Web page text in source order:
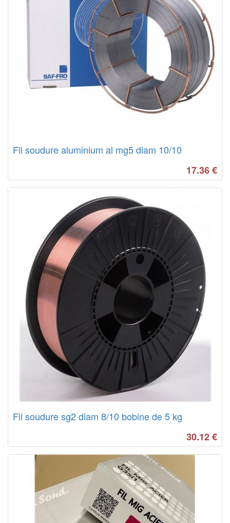
Fil soudure aluminium al mg5 diam 10/10
17.36€
Fil soudure sg2 diam 8/10 bobine de 5 kg
30.12€